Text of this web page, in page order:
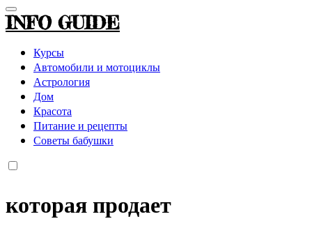
INFO GUIDE
Курсы
Автомобили и мотоциклы
Астрология
Дом
Красота
Питание и рецепты
Советы бабушки
которая продает